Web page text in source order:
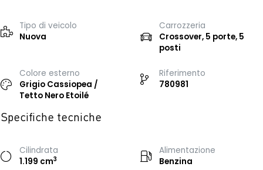
Tipo di veicolo
Nuova
Carrozzeria
Crossover, 5 porte, 5
posti
Colore esterno
Grigio Cassiopea /
Tetto Nero Etoilé
Riferimento
780981
Specifiche tecniche
Cilindrata
1.199 cm3
Alimentazione
Benzina